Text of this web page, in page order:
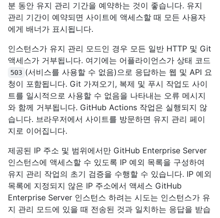
분 동안 유지 관리 기간을 예약하는 것이 좋습니다. 유지
관리 기간이 예약되면 사이트에 액세스할 때 모든 사용자
에게 배너가 표시됩니다.
인스턴스가 유지 관리 모드인 경우 모든 일반 HTTP 및 Git
액세스가 거부됩니다. 여기에는 어플라이언스가 상태 코드
503 (서비스를 사용할 수 없음)으로 응답하는 웹 및 API 요
청이 포함됩니다. Git 가져오기, 복제 및 푸시 작업도 사이
트를 일시적으로 사용할 수 없음을 나타내는 오류 메시지
와 함께 거부됩니다. GitHub Actions 작업은 실행되지 않
습니다. 브라우저에서 사이트를 방문하면 유지 관리 페이
지로 이어집니다.
제공된 IP 주소 및 범위에서만 GitHub Enterprise Server
인스턴스에 액세스할 수 있도록 IP 예외 목록을 구성하여
유지 관리 작업의 초기 검증을 수행할 수 있습니다. IP 예외
목록에 지정되지 않은 IP 주소에서 액세스 GitHub
Enterprise Server 인스턴스 하려는 시도는 인스턴스가 유
지 관리 모드에 있을 때 전송된 것과 일치하는 응답을 받습